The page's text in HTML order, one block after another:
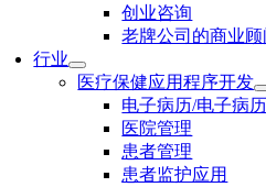
创业咨询
老牌公司的商业顾
行业
医疗保健应用程序开发
电子病历/电子病历
医院管理
患者管理
患者监护应用